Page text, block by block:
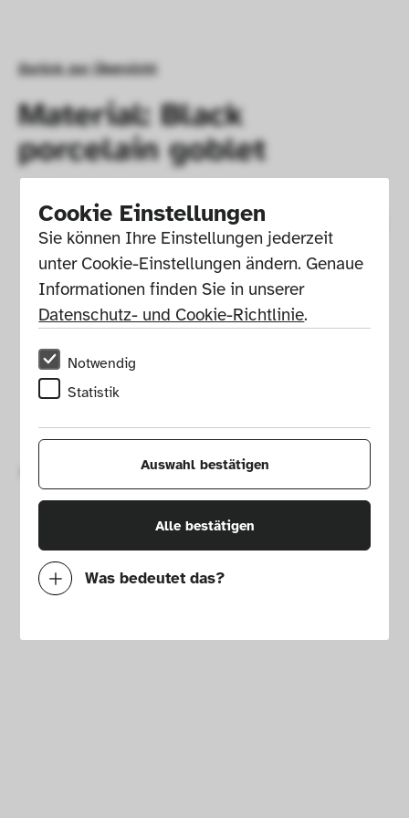
Cookie Einstellungen
Sie können Ihre Einstellungen jederzeit
unter Cookie-Einstellungen ändern. Genaue
Informationen finden Sie in unserer
Datenschutz- und Cookie-Richtlinie.
Notwendig
Statistik
Auswahl bestätigen
Alle bestätigen
Was bedeutet das?
Mit diesen Cookies können wir durch
Zurück zur Übersicht
Material: Black
porcelain goblet
Impressum Presse
Hausordnung
Newsletter
Copyright © 2026 Die Neue Sammlung – The Design Museum.
Alle Rechte vorbehalten.